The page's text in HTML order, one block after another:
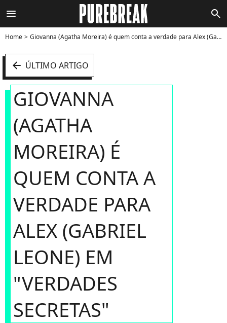
menu search
Home Giovanna (Agatha Moreira) é quem conta a verdade para Alex (Gabriel Leone) em "Verdades Secretas" - Foto
arrow_left ÚLTIMO ARTIGO
GIOVANNA
(AGATHA
MOREIRA) É
QUEM CONTA A
VERDADE PARA
ALEX (GABRIEL
LEONE) EM
"VERDADES
SECRETAS"